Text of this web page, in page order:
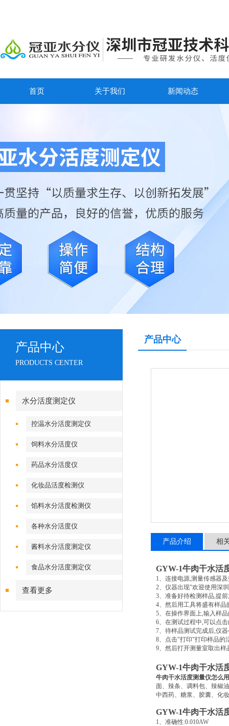
首页 关于我们 新闻动态
产品中心
PRODUCTS CENTER
水分活度测定仪
控温水分活度测定仪
饲料水分活度仪
药品水分活度仪
化妆品活度检测仪
馅料水分活度检测仪
各种水分活度仪
酱料水分活度测定仪
食品水分活度测定仪
查看更多
产品中心
产品介绍 相
GYW-1牛肉干水活
1、连接电源,测量传感器
2、仪器出现"欢迎使用深
3、准备好待检测样品,提
4、然后用工具将盛有样
5、在操作界面上,输入样
6、在测试过程中,可以点
7、待样品测试完成后,仪
8、点击"打印"打印样品的
9、然后打开测量室取出
GYW-1牛肉干水活
牛肉干水活度测量仪怎么用
面、辣条、调料包、辣椒
中西药、糖浆、胶囊、化
GYW-1牛肉干水活
1、准确性:0.010AW